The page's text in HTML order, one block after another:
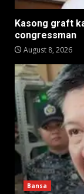
Kasong graft
congressman
August 8, 2026
Bansa